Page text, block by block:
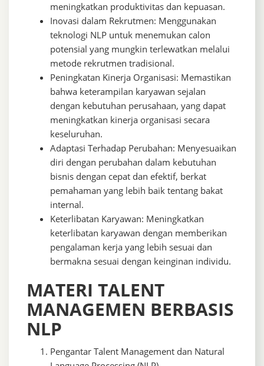
meningkatkan produktivitas dan kepuasan.
Inovasi dalam Rekrutmen: Menggunakan
teknologi NLP untuk menemukan calon
potensial yang mungkin terlewatkan melalui
metode rekrutmen tradisional.
Peningkatan Kinerja Organisasi: Memastikan
bahwa keterampilan karyawan sejalan
dengan kebutuhan perusahaan, yang dapat
meningkatkan kinerja organisasi secara
keseluruhan.
Adaptasi Terhadap Perubahan: Menyesuaikan
diri dengan perubahan dalam kebutuhan
bisnis dengan cepat dan efektif, berkat
pemahaman yang lebih baik tentang bakat
internal.
Keterlibatan Karyawan: Meningkatkan
keterlibatan karyawan dengan memberikan
pengalaman kerja yang lebih sesuai dan
bermakna sesuai dengan keinginan individu.
MATERI TALENT
MANAGEMEN BERBASIS
NLP
Pengantar Talent Management dan Natural